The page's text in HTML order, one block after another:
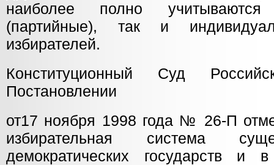
наиболее полно учитываются
(партийные), так и
избирателей.
Конституционный Суд
Постановлении
от17 ноября 1998 года № 26-П
избирательная система
демократических государств и